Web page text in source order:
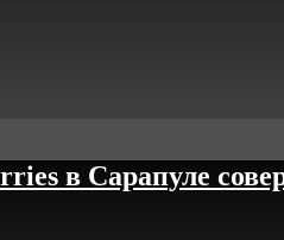
в Сарапуле